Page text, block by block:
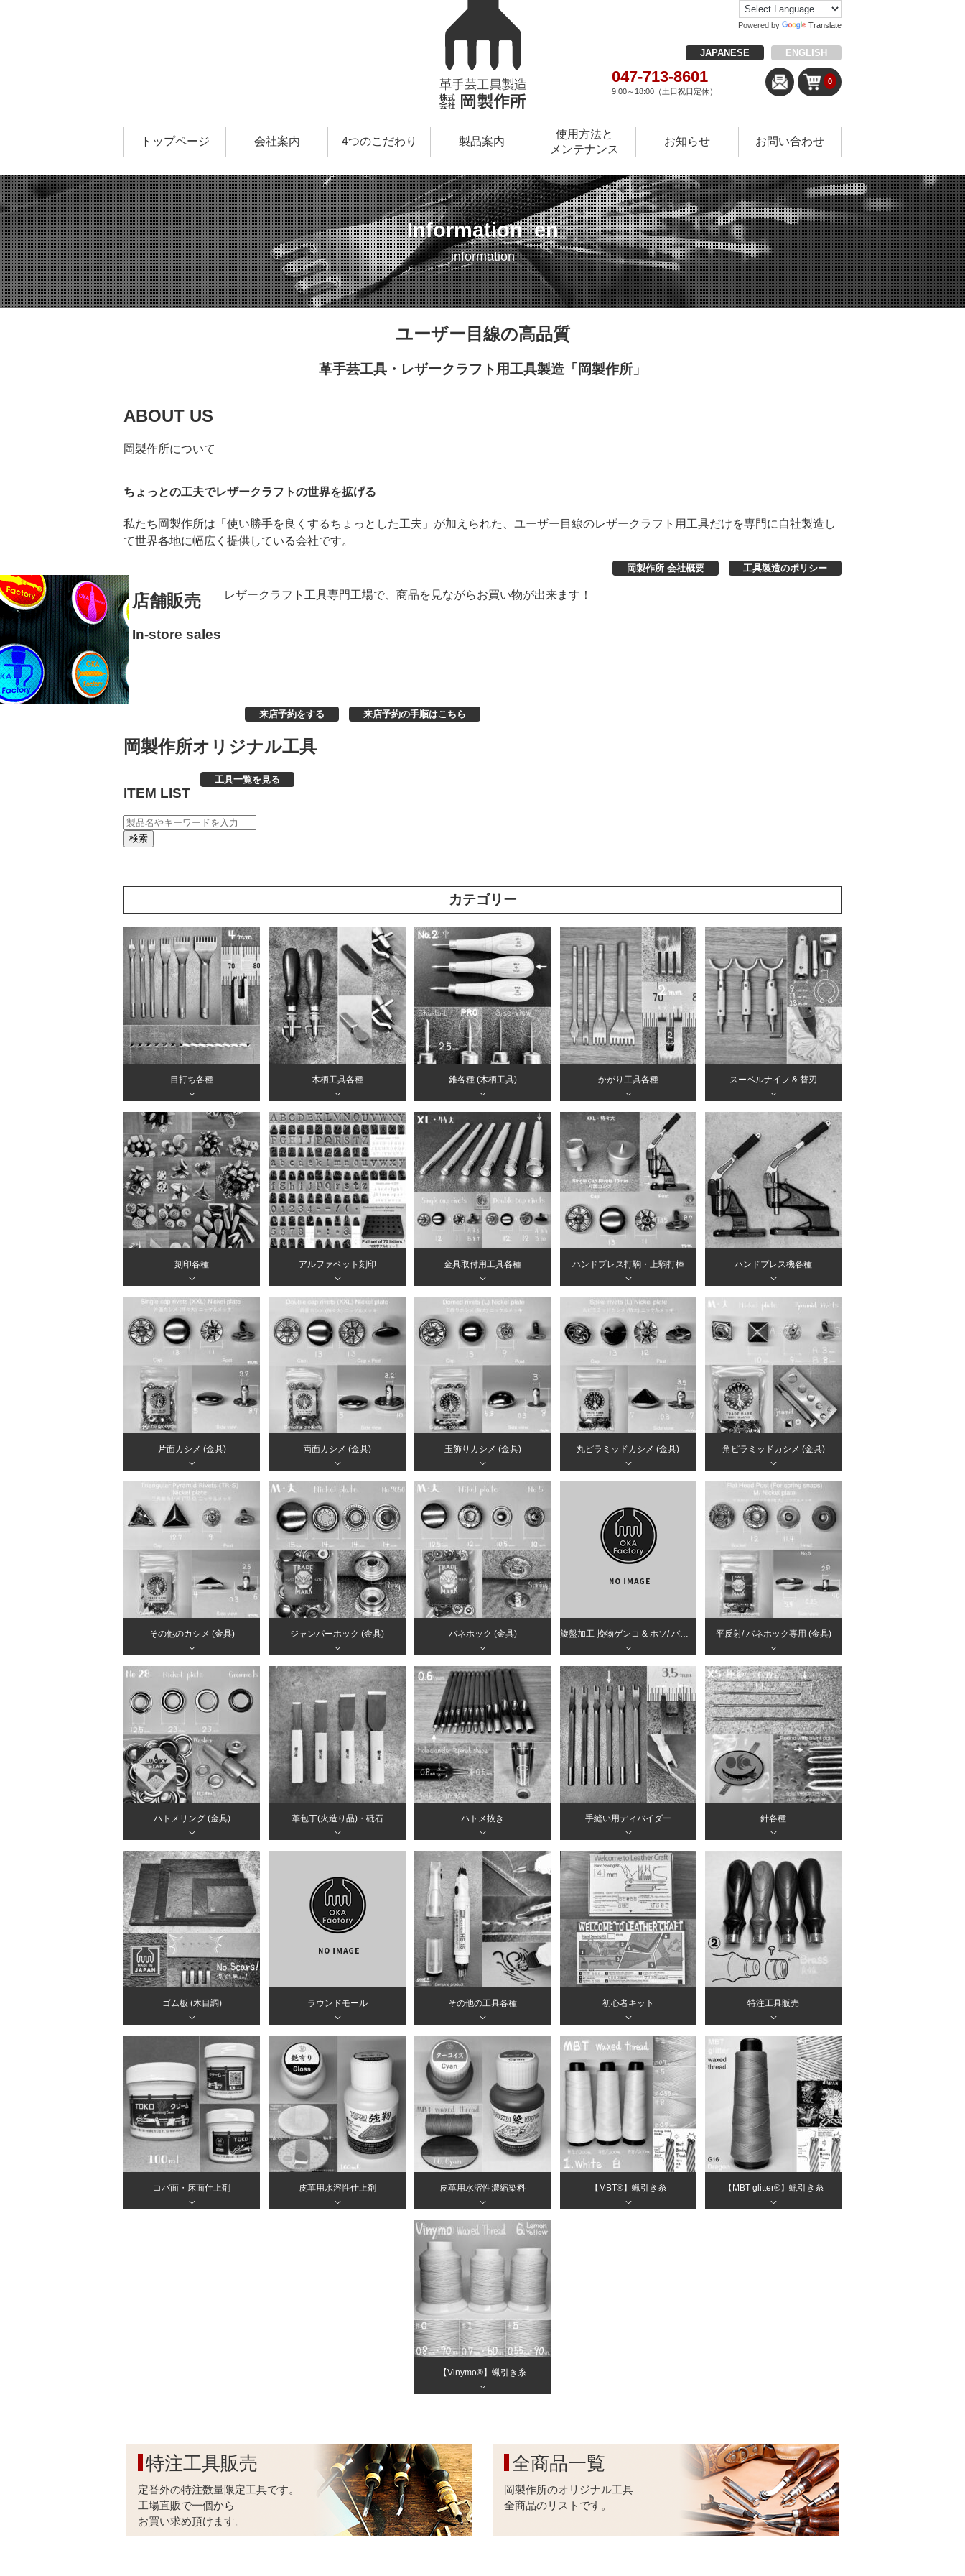
Powered by Translate
JAPANESE ENGLISH
047-713-8601
9:00～18:00（土日祝日定休）
0
トップページ 会社案内 4つのこだわり 製品案内
使用方法と
メンテナンス
お知らせ お問い合わせ
Information_en
information
ユーザー目線の高品質
革手芸工具・レザークラフト用工具製造「岡製作所」
ABOUT US
岡製作所について
ちょっとの工夫でレザークラフトの世界を拡げる
私たち岡製作所は「使い勝手を良くするちょっとした工夫」が加えられた、ユーザー目線のレザークラフト用工具だけを専門に自社製造し
て世界各地に幅広く提供している会社です。
岡製作所 会社概要 工具製造のポリシー
店舗販売
In-store sales
レザークラフト工具専門工場で、商品を見ながらお買い物が出来ます！
来店予約をする 来店予約の手順はこちら
岡製作所オリジナル工具
ITEM LIST
工具一覧を見る
カテゴリー
目打ち各種
＞
木柄工具各種
＞
錐各種 (木柄工具)
＞
かがり工具各種
＞
スーベルナイフ & 替刃
＞
刻印各種
＞
アルファベット刻印
＞
金具取付用工具各種
＞
ハンドプレス打駒・上駒打棒
＞
ハンドプレス機各種
＞
片面カシメ (金具)
＞
両面カシメ (金具)
＞
玉飾りカシメ (金具)
＞
丸ピラミッドカシメ (金具)
＞
角ピラミッドカシメ (金具)
＞
その他のカシメ (金具)
＞
ジャンパーホック (金具)
＞
バネホック (金具)
＞
旋盤加工 挽物ゲンコ & ホソ/ バネホック専用 (金具)
＞
平反射/ バネホック専用 (金具)
＞
ハトメリング (金具)
＞
革包丁(火造り品)・砥石
＞
ハトメ抜き
＞
手縫い用ディバイダー
＞
針各種
＞
ゴム板 (木目調)
＞
ラウンドモール
＞
その他の工具各種
＞
初心者キット
＞
特注工具販売
＞
コバ面・床面仕上剤
＞
皮革用水溶性仕上剤
＞
皮革用水溶性濃縮染料
＞
【MBT®︎】蝋引き糸
＞
【MBT glitter®︎】蝋引き糸
＞
【Vinymo®︎】蝋引き糸
＞
特注工具販売
定番外の特注数量限定工具です。
工場直販で一個から
お買い求め頂けます。
全商品一覧
岡製作所のオリジナル工具
全商品のリストです。